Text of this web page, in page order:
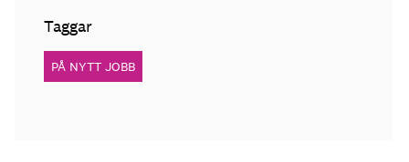
Taggar
PÅ NYTT JOBB